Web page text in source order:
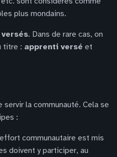
plus mondains.
versés. Dans de rare cas, on
titre : apprenti versé et
la communauté. Cela se
:
communautaire est mis
doivent y participer, au